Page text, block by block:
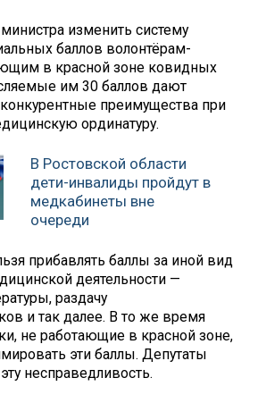
изменить систему
баллов волонтёрам-
в красной зоне ковидных
им 30 баллов дают
преимущества при
ординатуру.
В Ростовской области
дети-инвалиды пройдут в
медкабинеты вне
очереди
прибавлять баллы за иной вид
деятельности —
раздачу
и так далее. В то же время
не работающие в красной зоне,
эти баллы. Депутаты
несправедливость.